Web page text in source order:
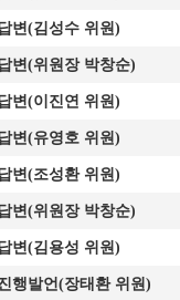
변(김성수 위원)
변(위원장 박창순)
변(이진연 위원)
변(유영호 위원)
변(조성환 위원)
변(위원장 박창순)
변(김용성 위원)
행발언(장태환 위원)